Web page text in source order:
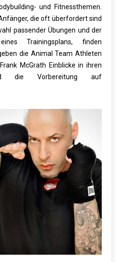
und Fitnessthemen.
die oft überfordert sind
passender Übungen und der
Trainingsplans, finden
die Animal Team Athleten
McGrath Einblicke in ihren
die Vorbereitung auf